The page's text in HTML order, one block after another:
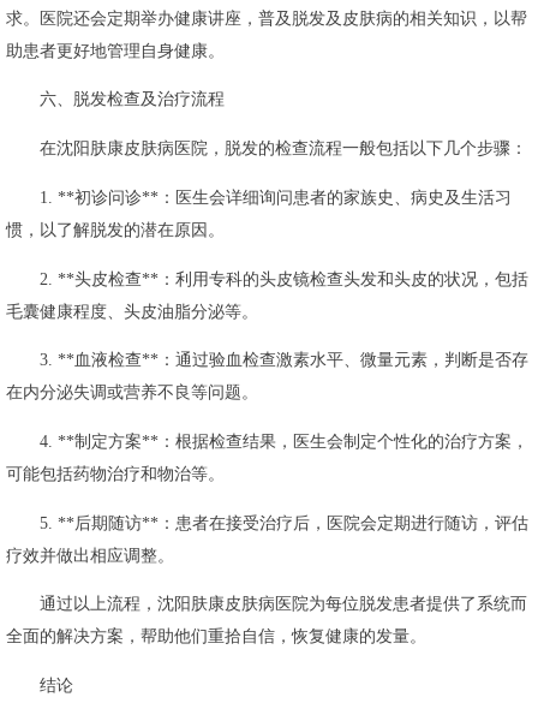
求。医院还会定期举办健康讲座，普及脱发及皮肤病的相关知识，以帮
助患者更好地管理自身健康。
六、脱发检查及治疗流程
在沈阳肤康皮肤病医院，脱发的检查流程一般包括以下几个步骤：
1. **初诊问诊**：医生会详细询问患者的家族史、病史及生活习
惯，以了解脱发的潜在原因。
2. **头皮检查**：利用专科的头皮镜检查头发和头皮的状况，包括
毛囊健康程度、头皮油脂分泌等。
3. **血液检查**：通过验血检查激素水平、微量元素，判断是否存
在内分泌失调或营养不良等问题。
4. **制定方案**：根据检查结果，医生会制定个性化的治疗方案，
可能包括药物治疗和物治等。
5. **后期随访**：患者在接受治疗后，医院会定期进行随访，评估
疗效并做出相应调整。
通过以上流程，沈阳肤康皮肤病医院为每位脱发患者提供了系统而
全面的解决方案，帮助他们重拾自信，恢复健康的发量。
结论